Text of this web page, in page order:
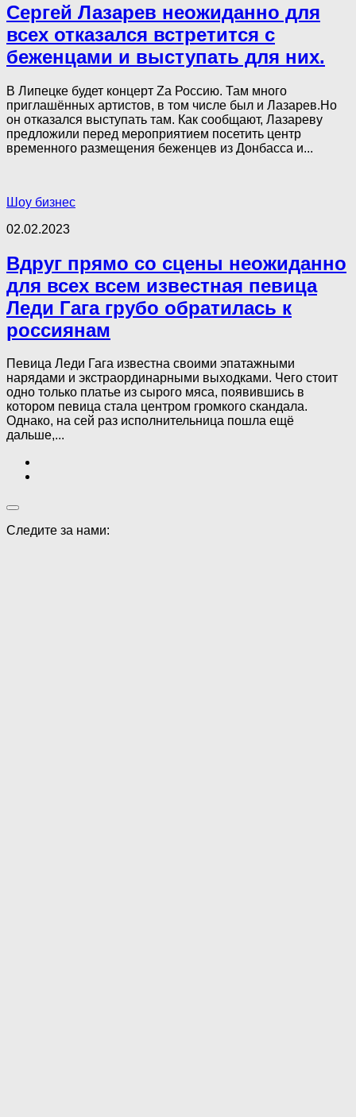
Сергей Лазарев неожиданно для
всех отказался встретится с
беженцами и выступать для них.
В Липецке будет концерт Zа Россию. Там много
приглашённых артистов, в том числе был и Лазарев.Но
он отказался выступать там. Как сообщают, Лазареву
предложили перед мероприятием посетить центр
временного размещения беженцев из Донбасса и...
Шоу бизнес
02.02.2023
Вдруг прямо со сцены неожиданно
для всех всем известная певица
Леди Гага грубо обратилась к
россиянам
Певица Леди Гага известна своими эпатажными
нарядами и экстраординарными выходками. Чего стоит
одно только платье из сырого мяса, появившись в
котором певица стала центром громкого скандала.
Однако, на сей раз исполнительница пошла ещё
дальше,...
Следите за нами: